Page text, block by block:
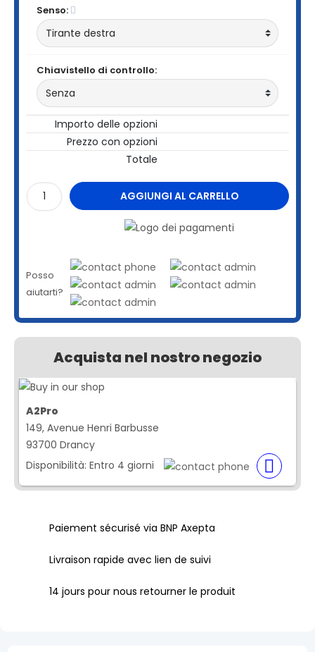
Senso:
Chiavistello di controllo:
Importo delle opzioni
Prezzo con opzioni
Totale
AGGIUNGI AL CARRELLO
Posso
aiutarti?
Acquista nel nostro negozio
A2Pro
149, Avenue Henri Barbusse
93700 Drancy
Disponibilità: Entro 4 giorni
Paiement sécurisé via BNP Axepta
Livraison rapide avec lien de suivi
14 jours pour nous retourner le produit